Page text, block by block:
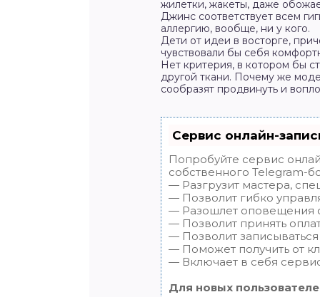
жилетки, жакеты, даже
Джинс соответствует всем
аллергию, вообще, ни у кого.
Дети от идеи в восторге,
чувствовали бы себя
Нет критерия, в котором бы
другой ткани. Почему же
сообразят продвинуть и
Сервис онлайн-
Попробуйте сервис
собственного Telegram-
— Разгрузит мастера,
— Позволит гибко
— Разошлет оповещения
— Позволит принять
— Позволит
— Поможет получить от
— Включает в себя
Для новых